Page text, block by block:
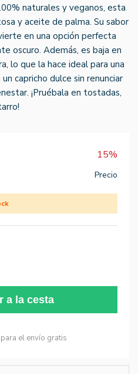
naturales y veganos, esta
y aceite de palma. Su sabor
en una opción perfecta
oscuro. Además, es baja en
lo que la hace ideal para una
capricho dulce sin renunciar
¡Pruébala en tostadas,
15%
Precio
a la cesta
para el envío gratis